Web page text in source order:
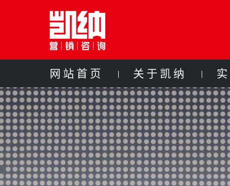
网站首页 关于凯纳